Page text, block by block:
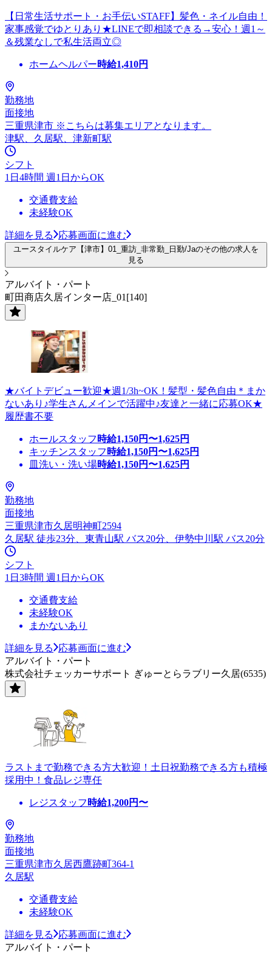
【日常生活サポート・お手伝いSTAFF】髪色・ネイル自由！
家事感覚でゆとりあり★LINEで即相談できる→安心！週1～
＆残業なしで私生活両立◎
ホームヘルパー時給1,410円
勤務地
面接地
三重県津市 ※こちらは募集エリアとなります。
津駅、久居駅、津新町駅
シフト
1日4時間 週1日からOK
交通費支給
未経験OK
詳細を見る 応募画面に進む
ユースタイルケア【津市】01_重訪_非常勤_日勤/Jaのその他の求人を
見る
アルバイト・パート
町田商店久居インター店_01[140]
★バイトデビュー歓迎★週1/3h~OK！髪型・髪色自由＊まか
ないあり♪学生さんメインで活躍中♪友達と一緒に応募OK★
履歴書不要
ホールスタッフ 時給1,150円〜1,625円
キッチンスタッフ 時給1,150円〜1,625円
皿洗い・洗い場時給1,150円〜1,625円
勤務地
面接地
三重県津市久居明神町2594
久居駅 徒歩23分、東青山駅 バス20分、伊勢中川駅 バス20分
シフト
1日3時間 週1日からOK
交通費支給
未経験OK
まかないあり
詳細を見る
応募画面に進む
アルバイト・パート
株式会社チェッカーサポート ぎゅーとらラブリー久居(6535)
ラストまで勤務できる方大歓迎！土日祝勤務できる方も積極
採用中！食品レジ専任
レジスタッフ 時給1,200円〜
勤務地
面接地
三重県津市久居西鷹跡町364-1
久居駅
交通費支給
未経験OK
詳細を見る
応募画面に進む
アルバイト・パート